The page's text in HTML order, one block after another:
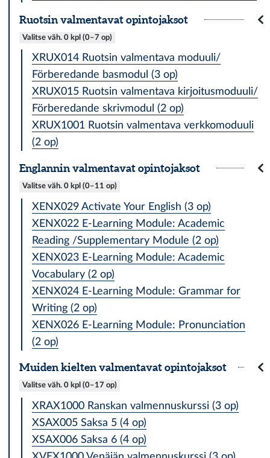
Ruotsin valmentavat opintojaksot
Valitse väh. 0 kpl (0–7 op)
XRUX014 Ruotsin valmentava moduuli/
Förberedande basmodul (3 op)
XRUX015 Ruotsin valmentava kirjoitusmoduuli/
Förberedande skrivmodul (2 op)
XRUX1001 Ruotsin valmentava verkkomoduuli
(2 op)
Englannin valmentavat opintojaksot
Valitse väh. 0 kpl (0–11 op)
XENX029 Activate Your English (3 op)
XENX022 E-Learning Module: Academic
Reading /Supplementary Module (2 op)
XENX023 E-Learning Module: Academic
Vocabulary (2 op)
XENX024 E-Learning Module: Grammar for
Writing (2 op)
XENX026 E-Learning Module: Pronunciation
(2 op)
Muiden kielten valmentavat opintojaksot
Valitse väh. 0 kpl (0–17 op)
XRAX1000 Ranskan valmennuskurssi (3 op)
XSAX005 Saksa 5 (4 op)
XSAX006 Saksa 6 (4 op)